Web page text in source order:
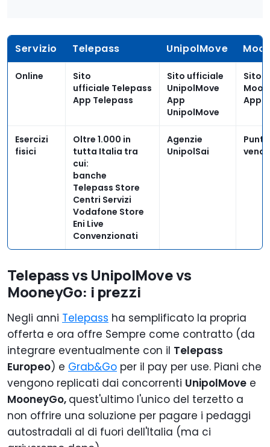
Servizio Telepass UnipolMove
Online
Sito
ufficiale Telepass
App Telepass
Sito ufficiale
UnipolMove
App
UnipolMove
Sito
App
Esercizi
fisici
Oltre 1.000 in
tutta Italia tra
cui:
banche
Telepass Store
Centri Servizi
Vodafone Store
Eni Live
Convenzionati
Agenzie
UnipolSai
Punti
Telepass vs UnipolMove vs
MooneyGo: i prezzi
Negli anni Telepass ha semplificato la propria
offerta e ora offre Sempre come contratto (da
integrare eventualmente con il Telepass
Europeo) e Grab&Go per il pay per use. Piani che
vengono replicati dai concorrenti UnipolMove e
MooneyGo, quest'ultimo l'unico del terzetto a
non offrire una soluzione per pagare i pedaggi
autostradali al di fuori dell'Italia (ma ci